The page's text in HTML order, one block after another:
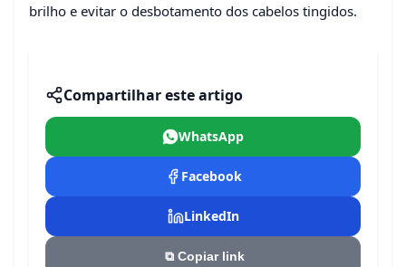
brilho e evitar o desbotamento dos cabelos tingidos.
Compartilhar este artigo
WhatsApp
Facebook
LinkedIn
⧉ Copiar link